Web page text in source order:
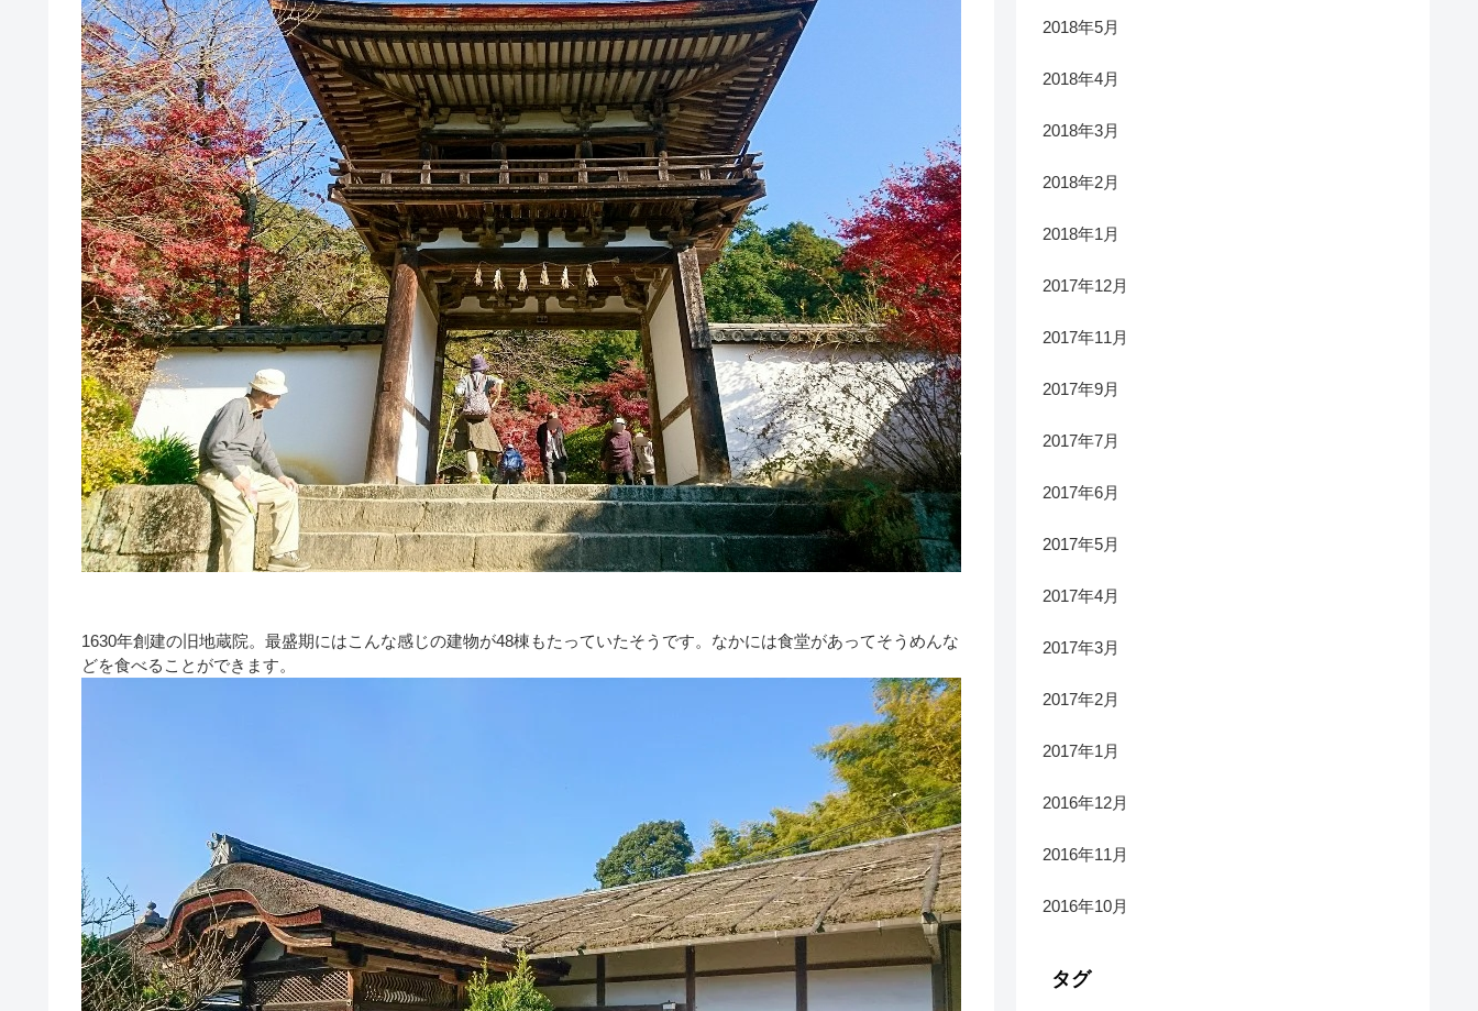
1630年創建の旧地蔵院。最盛期にはこんな感じの建物が48棟もたっていたそうです。なかには食堂があってそうめんな
どを食べることができます。
2018年5月
2018年4月
2018年3月
2018年2月
2018年1月
2017年12月
2017年11月
2017年9月
2017年7月
2017年6月
2017年5月
2017年4月
2017年3月
2017年2月
2017年1月
2016年12月
2016年11月
2016年10月
タグ